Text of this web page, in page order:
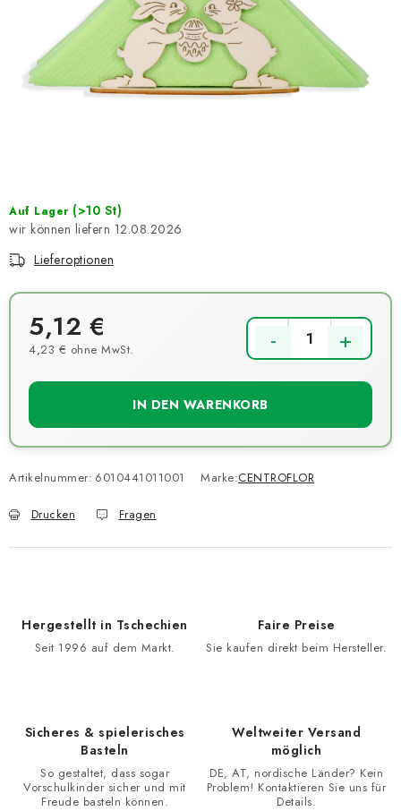
TIPY NA TVOŘENÍ
Kontaktieren Sie uns
Über uns
Auf Lager (>10 St)
12.08.2026
Lieferoptionen
5,12 €
4,23 € ohne MwSt.
IN DEN WARENKORB
Artikelnummer: 6010441011001 Marke:CENTROFLOR
Drucken Fragen
Hergestellt in Tschechien
Seit 1996 auf dem Markt.
Faire Preise
Sie kaufen direkt beim Hersteller.
Sicheres & spielerisches
Basteln
So gestaltet, dass sogar
Vorschulkinder sicher und mit
Freude basteln können.
Weltweiter Versand
möglich
DE, AT, nordische Länder? Kein
Problem! Kontaktieren Sie uns für
Details.